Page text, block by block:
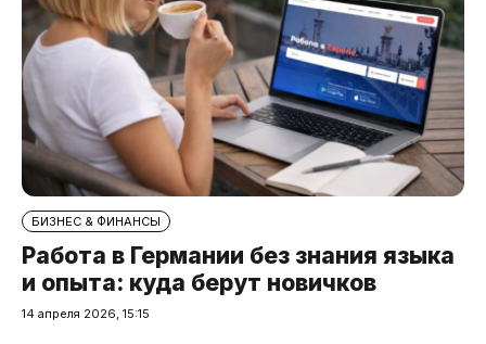
БИЗНЕС & ФИНАНСЫ
Работа в Германии без знания языка
и опыта: куда берут новичков
14 апреля 2026, 15:15